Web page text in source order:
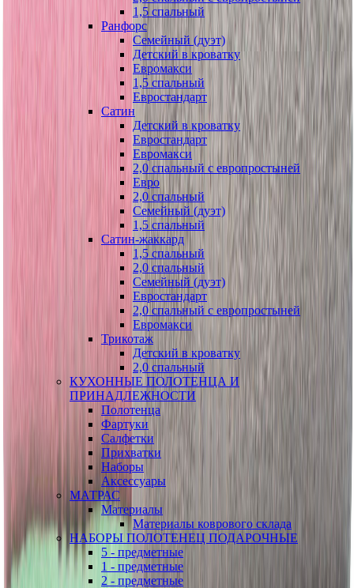
1,5 спальный
Ранфорс
Семейный (дуэт)
Детский в кроватку
Евромакси
1,5 спальный
Евростандарт
Сатин
Детский в кроватку
Евростандарт
Евромакси
2,0 спальный с европростыней
Евро
2,0 спальный
Семейный (дуэт)
1,5 спальный
Сатин-жаккард
1,5 спальный
2,0 спальный
Семейный (дуэт)
Евростандарт
2,0 спальный с европростыней
Евромакси
Трикотаж
Детский в кроватку
2,0 спальный
КУХОННЫЕ ПОЛОТЕНЦА И
ПРИНАДЛЕЖНОСТИ
Полотенца
Фартуки
Салфетки
Прихватки
Наборы
Аксессуары
МАТРАС
Материалы
Материалы коврового склада
НАБОРЫ ПОЛОТЕНЕЦ ПОДАРОЧНЫЕ
5 - предметные
1 - предметные
2 - предметные